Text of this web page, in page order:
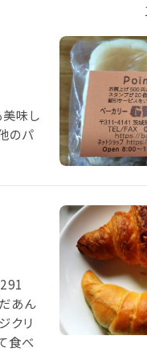
美味し
のパ
あん
クリ
食べ